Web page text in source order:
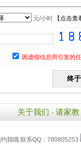
元/小时【 点击查
因虚假信息而引发的
关于我们 - 请家教
我哦 联系QQ：780805253